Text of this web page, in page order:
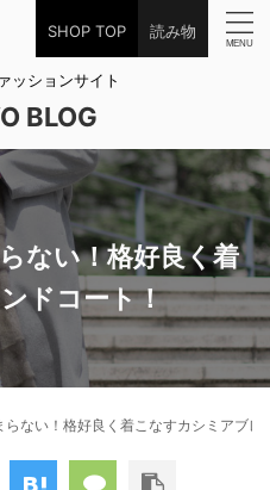
SHOP TOP 読み物
ッションサイト
BLOG
ない！格好良く着
ドコート！
らない！格好良く着こなすカシミアブレ